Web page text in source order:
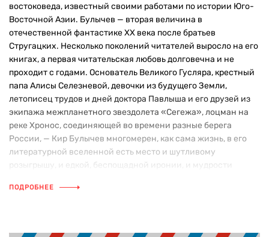
востоковеда, известный своими работами по истории Юго-
Восточной Азии. Булычев — вторая величина в
отечественной фантастике XX века после братьев
Стругацких. Несколько поколений читателей выросло на его
книгах, а первая читательская любовь долговечна и не
проходит с годами. Основатель Великого Гусляра, крестный
папа Алисы Селезневой, девочки из будущего Земли,
летописец трудов и дней доктора Павлыша и его друзей из
экипажа межпланетного звездолета «Сегежа», лоцман на
реке Хронос, соединяющей во времени разные берега
России, — Кир Булычев многомерен, как сама жизнь, в его
литературной вселенной есть место и шутливому
розыгрышу, и едкой, беспощадной иронии, и мудрости
ПОДРОБНЕЕ